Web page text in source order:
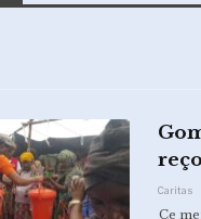
Caritas
Ce